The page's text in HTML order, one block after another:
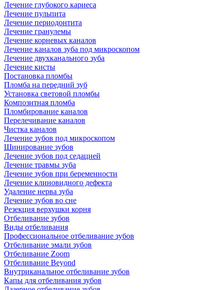
Лечение глубокого кариеса
Лечение пульпита
Лечение периодонтита
Лечение гранулемы
Лечение корневых каналов
Лечение каналов зуба под микроскопом
Лечение двухканального зуба
Лечение кисты
Постановка пломбы
Пломба на передний зуб
Установка световой пломбы
Композитная пломба
Пломбирование каналов
Перелечивание каналов
Чистка каналов
Лечение зубов под микроскопом
Шинирование зубов
Лечение зубов под седацией
Лечение травмы зуба
Лечение зубов при беременности
Лечение клиновидного дефекта
Удаление нерва зуба
Лечение зубов во сне
Резекция верхушки корня
Отбеливание зубов
Виды отбеливания
Профессиональное отбеливание зубов
Отбеливание эмали зубов
Отбеливание Zoom
Отбеливание Beyond
Внутриканальное отбеливание зубов
Капы для отбеливания зубов